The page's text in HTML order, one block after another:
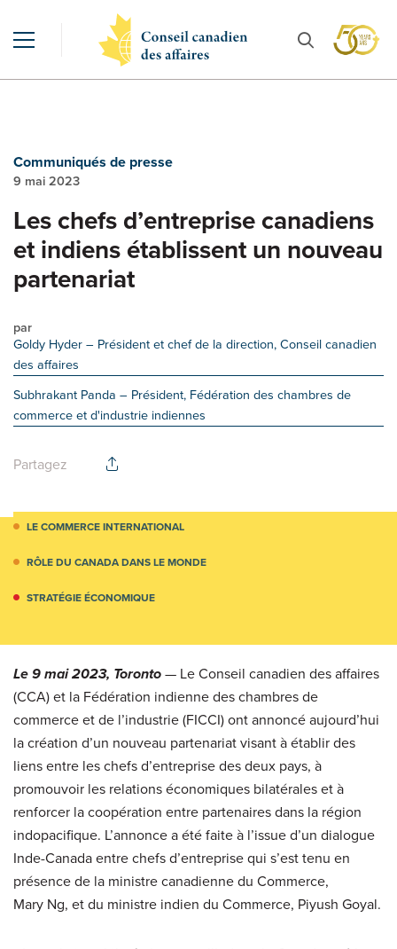
Communiqués de presse
9 mai 2023
Les chefs d’entreprise canadiens
et indiens établissent un nouveau
partenariat
par
Goldy Hyder– Président et chef de la direction, Conseil canadien
des affaires
Subhrakant Panda – Président, Fédération des chambres de
commerce et d'industrie indiennes
Partagez
LE COMMERCE INTERNATIONAL
RÔLE DU CANADA DANS LE MONDE
STRATÉGIE ÉCONOMIQUE
Le 9 mai 2023, Toronto— Le Conseil canadien des affaires
(CCA) et la Fédération indienne des chambres de
commerce et de l’industrie (FICCI) ont annoncé aujourd’hui
la création d’un nouveau partenariat visant à établir des
liens entre les chefs d’entreprise des deux pays, à
promouvoir les relations économiques bilatérales et à
renforcer la coopération entre partenaires dans la région
indopacifique. L’annonce a été faite à l’issue d’un dialogue
Inde-Canada entre chefs d’entreprise qui s’est tenu en
présence de la ministre canadienne du Commerce,
Mary Ng, et du ministre indien du Commerce, Piyush Goyal.